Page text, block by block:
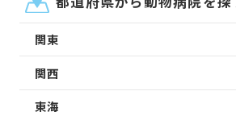
関東
関西
東海